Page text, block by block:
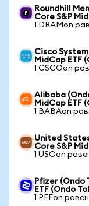
Roundhill
Core S&P
1 DRAMon
Cisco
MidCap ETF
1 CSCOon
Alibaba
MidCap ETF
1 BABAon
United
Core S&P
1 USOon
Pfizer (Ondo
ETF (Ondo
1 PFEon